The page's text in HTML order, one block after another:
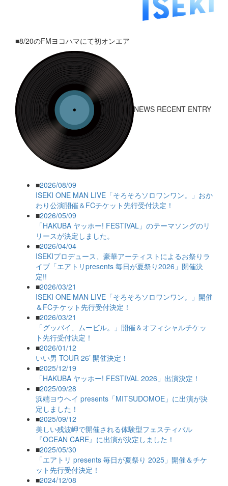
■8/20のFMヨコハマにて初オンエア
NEWS RECENT ENTRY
■2026/08/09
ISEKI ONE MAN LIVE「そろそろソロワンワン。」おか
わり公演開催＆FCチケット先行受付決定！
■2026/05/09
「HAKUBA ヤッホー! FESTIVAL」のテーマソングのリ
リースが決定しました。
■2026/04/04
ISEKIプロデュース、豪華アーティストによるお祭りラ
イブ「エアトリpresents 毎日が夏祭り2026」開催決
定!!
■2026/03/21
ISEKI ONE MAN LIVE「そろそろソロワンワン。」開催
＆FCチケット先行受付決定！
■2026/03/21
「グッバイ、ムービル。」開催＆オフィシャルチケッ
ト先行受付決定！
■2026/01/12
いい男 TOUR 26’ 開催決定！
■2025/12/19
「HAKUBA ヤッホー! FESTIVAL 2026」出演決定！
■2025/09/28
浜端ヨウヘイ presents「MITSUDOMOE」に出演が決
定しました！
■2025/09/12
美しい残波岬で開催される体験型フェスティバル
『OCEAN CARE』に出演が決定しました！
■2025/05/30
「エアトリ presents 毎日が夏祭り 2025」開催＆チケ
ット先行受付決定！
■2024/12/08